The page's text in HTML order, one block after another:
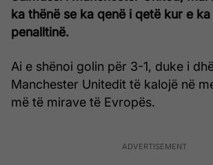
ka thënë se ka qenë i qetë kur e
penalltinë.
Ai e shënoi golin për 3-1, duke i
Manchester Unitedit të kalojë në
më të mirave të Evropës.